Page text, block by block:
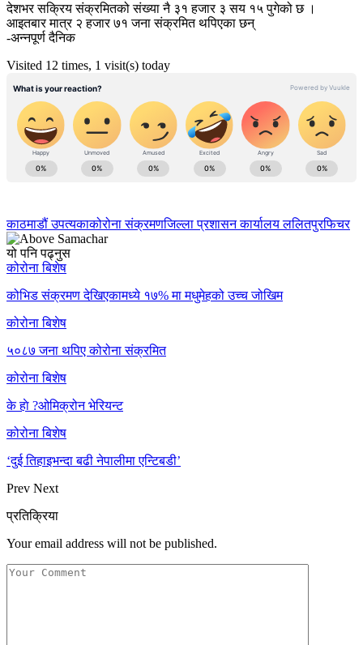
देशभर सक्रिय संक्रमितको संख्या नै ३१ हजार ३ सय १५ पुगेको छ ।
आइतबार मात्र २ हजार ७१ जना संक्रमित थपिएका छन्
-अन्नपूर्ण दैनिक
Visited 12 times, 1 visit(s) today
काठमाडौं उपत्यकाकोरोना संक्रमणजिल्ला प्रशासन कार्यालय ललितपुरफिचर
यो पनि पढ्नुस
कोरोना बिशेष
कोभिड संक्रमण देखिएकामध्ये १७% मा मधुमेहको उच्च जोखिम
कोरोना बिशेष
५०८७ जना थपिए कोरोना संक्रमित
कोरोना बिशेष
के हाे ?ओमिक्रोन भेरियन्ट
कोरोना बिशेष
‘दुई तिहाइभन्दा बढी नेपालीमा एन्टिबडी’
Prev Next
प्रतिक्रिया
Your email address will not be published.